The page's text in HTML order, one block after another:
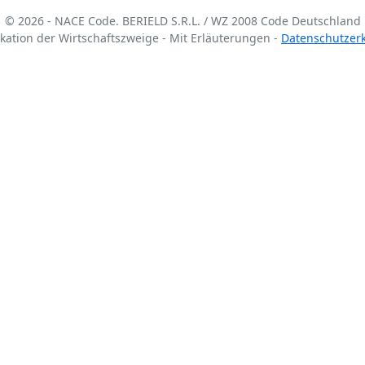
© 2026 - NACE Code. BERIELD S.R.L. / WZ 2008 Code Deutschland
der Wirtschaftszweige - Mit Erläuterungen -